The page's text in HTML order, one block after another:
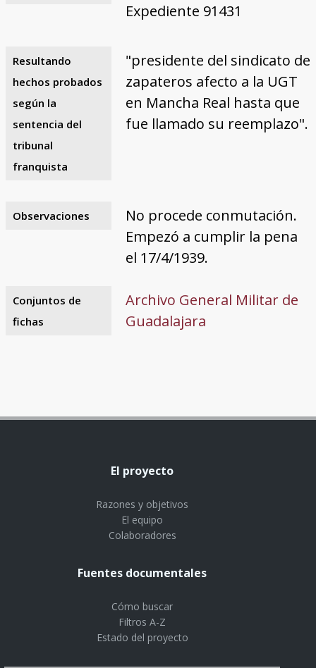
Expediente 91431
Resultando
hechos probados
según la
sentencia del
tribunal
franquista
"presidente del sindicato de
zapateros afecto a la UGT
en Mancha Real hasta que
fue llamado su reemplazo".
Observaciones
No procede conmutación.
Empezó a cumplir la pena
el 17/4/1939.
Conjuntos de
fichas
Archivo General Militar de
Guadalajara
El proyecto
Razones y objetivos
El equipo
Colaboradores
Fuentes documentales
Cómo buscar
Filtros A-Z
Estado del proyecto